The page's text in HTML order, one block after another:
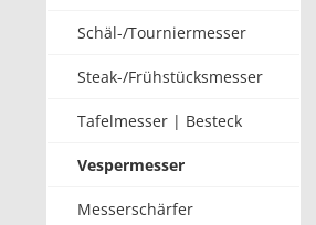
Schäl-/Tourniermesser
Steak-/Frühstücksmesser
Tafelmesser | Besteck
Vespermesser
Messerschärfer